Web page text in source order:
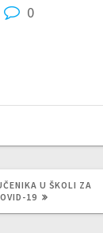
0
U ŠKOLI ZA
19